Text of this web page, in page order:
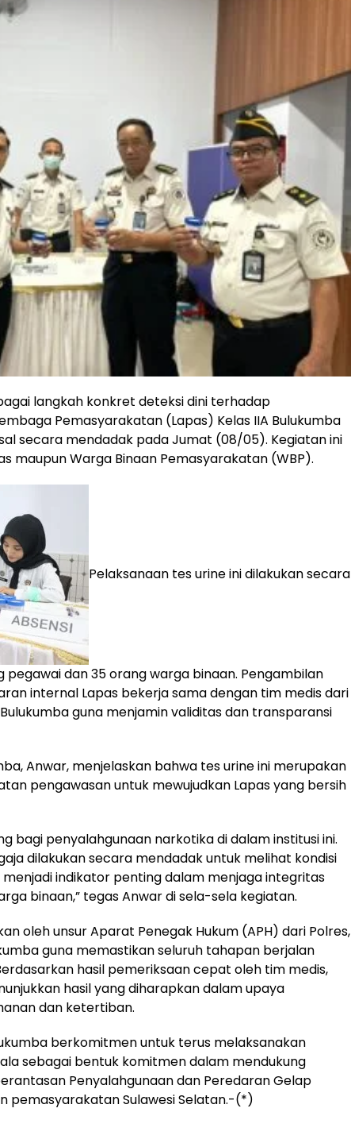
langkah konkret deteksi dini terhadap
Pemasyarakatan (Lapas) Kelas IIA Bulukumba
secara mendadak pada Jumat (08/05). Kegiatan ini
maupun Warga Binaan Pemasyarakatan (WBP).
Pelaksanaan tes urine ini dilakukan secara
dan 35 orang warga binaan. Pengambilan
internal Lapas bekerja sama dengan tim medis dari
guna menjamin validitas dan transparansi
Anwar, menjelaskan bahwa tes urine ini merupakan
pengawasan untuk mewujudkan Lapas yang bersih
bagi penyalahgunaan narkotika di dalam institusi ini.
dilakukan secara mendadak untuk melihat kondisi
menjadi indikator penting dalam menjaga integritas
binaan,” tegas Anwar di sela-sela kegiatan.
oleh unsur Aparat Penegak Hukum (APH) dari Polres,
guna memastikan seluruh tahapan berjalan
hasil pemeriksaan cepat oleh tim medis,
hasil yang diharapkan dalam upaya
dan ketertiban.
berkomitmen untuk terus melaksanakan
sebagai bentuk komitmen dalam mendukung
Penyalahgunaan dan Peredaran Gelap
pemasyarakatan Sulawesi Selatan.-(*)